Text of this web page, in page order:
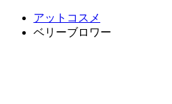
アットコスメ
ベリーブロワー